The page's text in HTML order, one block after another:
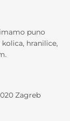
puno
hranilice,
Zagreb